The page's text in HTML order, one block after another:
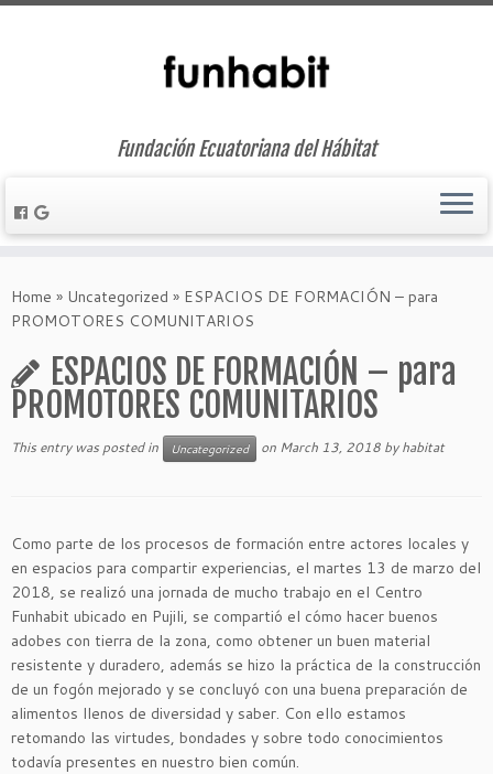
to
content
Fundación Ecuatoriana del Hábitat
Home » Uncategorized » ESPACIOS DE FORMACIÓN – para
PROMOTORES COMUNITARIOS
ESPACIOS DE FORMACIÓN – para
PROMOTORES COMUNITARIOS
This entry was posted in Uncategorized on March 13, 2018 byhabitat
Como parte de los procesos de formación entre actores locales y
en espacios para compartir experiencias, el martes 13 de marzo del
2018, se realizó una jornada de mucho trabajo en el Centro
Funhabit ubicado en Pujili, se compartió el cómo hacer buenos
adobes con tierra de la zona, como obtener un buen material
resistente y duradero, además se hizo la práctica de la construcción
de un fogón mejorado y se concluyó con una buena preparación de
alimentos llenos de diversidad y saber. Con ello estamos
retomando las virtudes, bondades y sobre todo conocimientos
todavía presentes en nuestro bien común.